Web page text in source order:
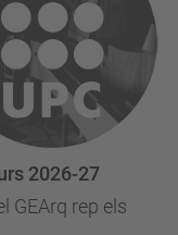
GEArq rep els
2026-27